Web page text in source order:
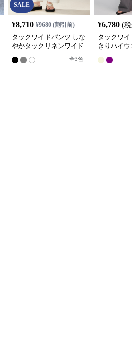
SALE
¥8,710 ¥9680(割引前)
タックワイドパンツ しな
やかタックリネンワイド
全3色
¥6,780 (
タックワ
きりハイ